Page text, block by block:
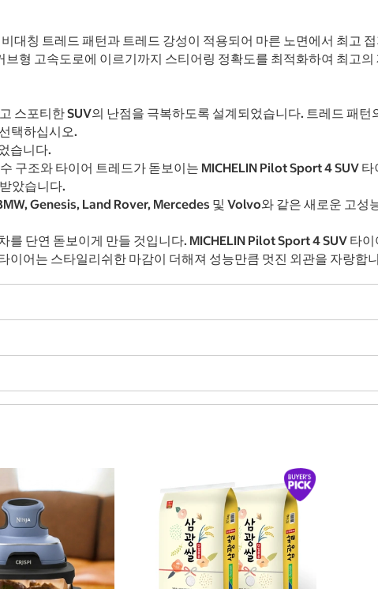
대칭 트레드 패턴과 트레드 강성이 적용되어 마른 노면에서 최고
형 고속도로에 이르기까지 스티어링 정확도를 최적화하여 최고
스포티한 SUV의 난점을 극복하도록 설계되었습니다. 트레드 패
택하십시오.
습니다.
구조와 타이어 트레드가 돋보이는 MICHELIN Pilot Sport 4 SUV
았습니다.
Genesis, Land Rover, Mercedes 및 Volvo와 같은 새로운 고성
단연 돋보이게 만들 것입니다. MICHELIN Pilot Sport 4 SUV 타
이어는 스타일리쉬한 마감이 더해져 성능만큼 멋진 외관을 자랑합